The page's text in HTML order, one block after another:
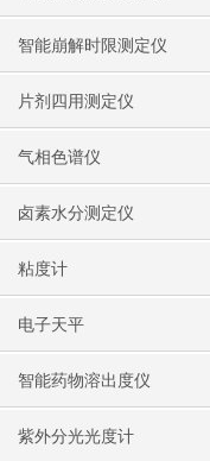
智能崩解时限测定仪
片剂四用测定仪
气相色谱仪
卤素水分测定仪
粘度计
电子天平
智能药物溶出度仪
紫外分光光度计